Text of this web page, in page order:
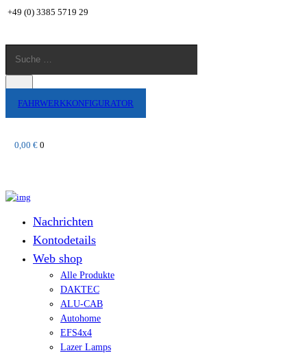
+49 (0) 3385 5719 29
Suche
FAHRWERKKONFIGURATOR
0,00 € 0
Nachrichten
Kontodetails
Web shop
Alle Produkte
DAKTEC
ALU-CAB
Autohome
EFS4x4
Lazer Lamps